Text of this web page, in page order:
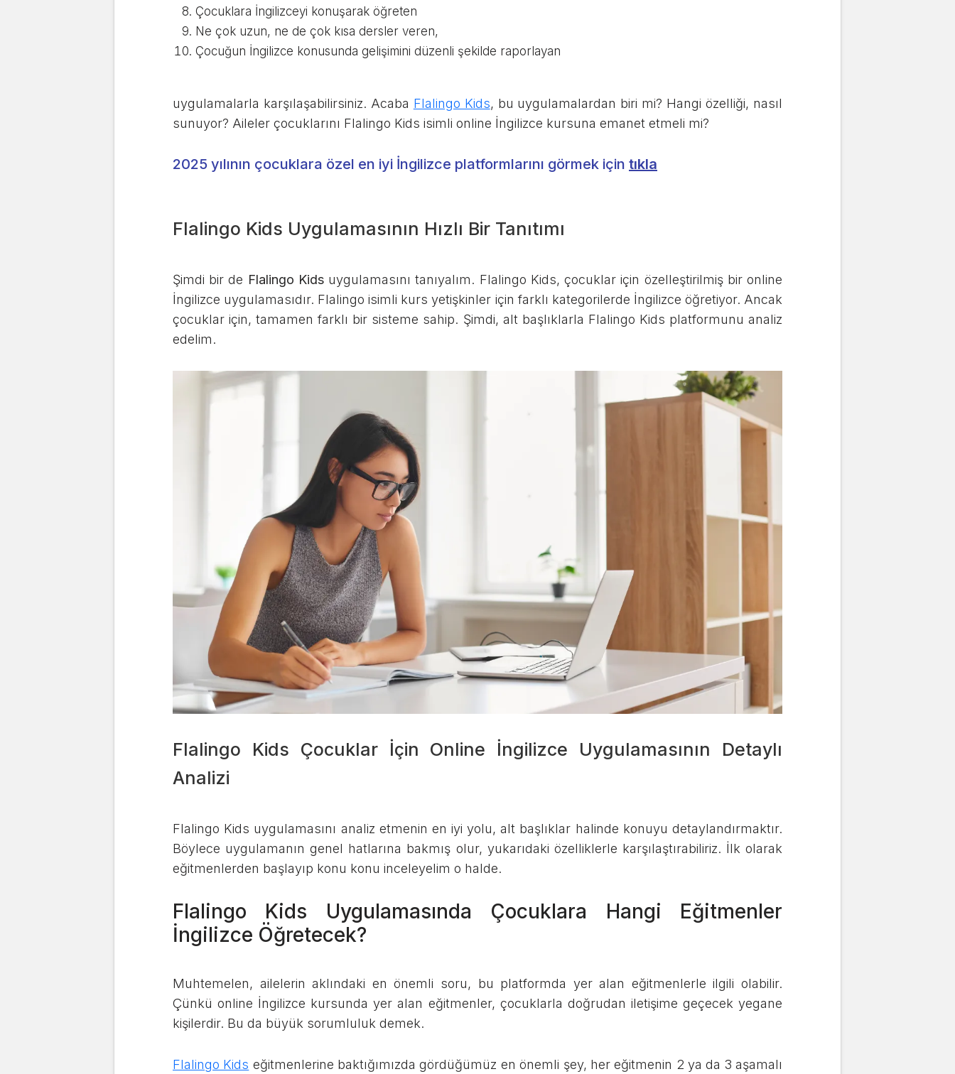
Çocuklara İngilizceyi konuşarak öğreten
Ne çok uzun, ne de çok kısa dersler veren,
Çocuğun İngilizce konusunda gelişimini düzenli şekilde raporlayan
uygulamalarla karşılaşabilirsiniz. Acaba Flalingo Kids, bu uygulamalardan biri mi? Hangi özelliği, nasıl
sunuyor? Aileler çocuklarını Flalingo Kids isimli online İngilizce kursuna emanet etmeli mi?
2025 yılının çocuklara özel en iyi İngilizce platformlarını görmek için tıkla
Flalingo Kids Uygulamasının Hızlı Bir Tanıtımı
Şimdi bir de Flalingo Kidsuygulamasını tanıyalım. Flalingo Kids, çocuklar için özelleştirilmiş bir online
İngilizce uygulamasıdır. Flalingo isimli kurs yetişkinler için farklı kategorilerde İngilizce öğretiyor. Ancak
çocuklar için, tamamen farklı bir sisteme sahip. Şimdi, alt başlıklarla Flalingo Kids platformunu analiz
edelim.
Flalingo Kids Çocuklar İçin Online İngilizce Uygulamasının Detaylı
Analizi
Flalingo Kids uygulamasını analiz etmenin en iyi yolu, alt başlıklar halinde konuyu detaylandırmaktır.
Böylece uygulamanın genel hatlarına bakmış olur, yukarıdaki özelliklerle karşılaştırabiliriz. İlk olarak
eğitmenlerden başlayıp konu konu inceleyelim o halde.
Flalingo Kids Uygulamasında Çocuklara Hangi Eğitmenler
İngilizce Öğretecek?
Muhtemelen, ailelerin aklındaki en önemli soru, bu platformda yer alan eğitmenlerle ilgili olabilir.
Çünkü online İngilizce kursunda yer alan eğitmenler, çocuklarla doğrudan iletişime geçecek yegane
kişilerdir. Bu da büyük sorumluluk demek.
Flalingo Kids eğitmenlerine baktığımızda gördüğümüz en önemli şey, her eğitmenin 2 ya da 3 aşamalı